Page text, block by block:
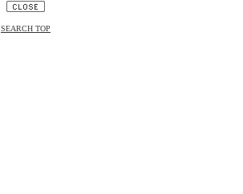
SEARCH TOP